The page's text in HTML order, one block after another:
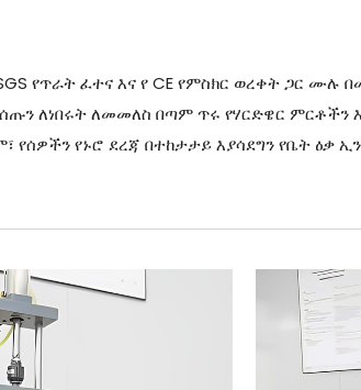
የጥራት ፈተና እና የ CE የምስክር ወረቀት ጋር
ለነበሩት ለመመለስ በጣም ጥሩ የሃርድዌር ምርቶችን
የኑሮ ደረጃ በተከታታይ እያሳደግን የቤት ዕቃ